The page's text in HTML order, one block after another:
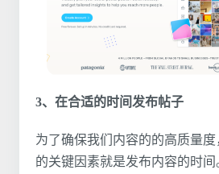
3、在合适的时间发布帖子
为了确保我们内容的的高质量
的关键因素就是发布内容的时